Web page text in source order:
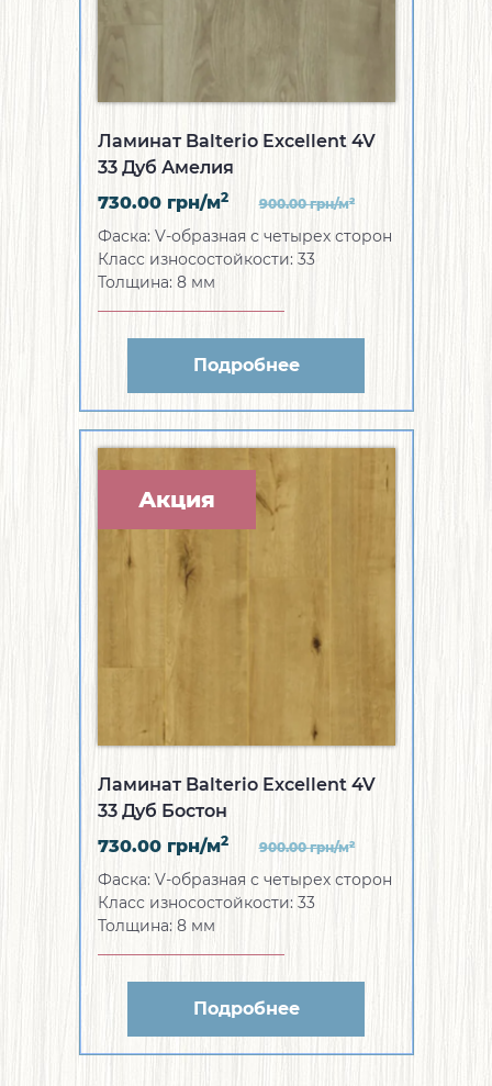
Ламинат Balterio Excellent 4V
33 Дуб Амелия
730.00 грн/м2 900.00грн/м2
Фаска: V-образная с четырех сторон
Класс износостойкости: 33
Толщина: 8 мм
Подробнее
Акция
Ламинат Balterio Excellent 4V
33 Дуб Бостон
730.00 грн/м2 900.00грн/м2
Фаска: V-образная с четырех сторон
Класс износостойкости: 33
Толщина: 8 мм
Подробнее